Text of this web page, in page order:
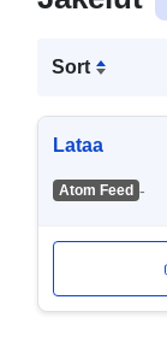
Sort
Lataa
Atom Feed -